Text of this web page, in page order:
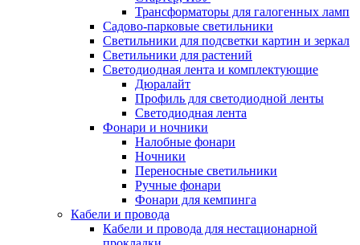
Трансформаторы для галогенных ламп
Садово-парковые светильники
Светильники для подсветки картин и зеркал
Светильники для растений
Светодиодная лента и комплектующие
Дюралайт
Профиль для светодиодной ленты
Светодиодная лента
Фонари и ночники
Налобные фонари
Ночники
Переносные светильники
Ручные фонари
Фонари для кемпинга
Кабели и провода
Кабели и провода для нестационарной